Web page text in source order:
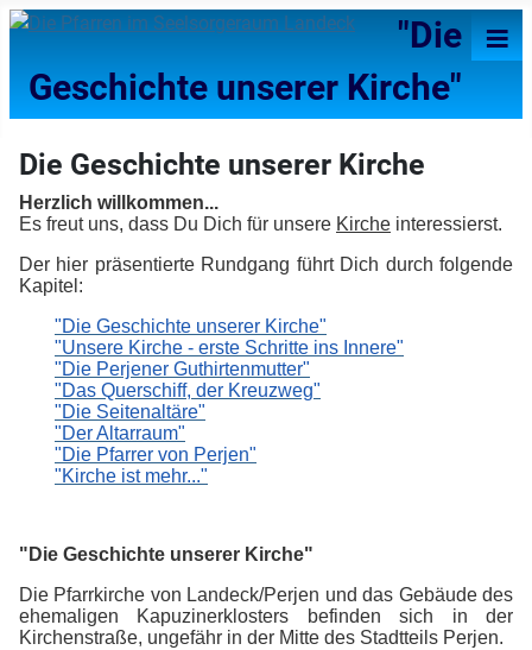
"Die
Geschichte unserer Kirche"
≡
Die Geschichte unserer Kirche
Herzlich willkommen...
Es freut uns, dass Du Dich für unsere Kirche interessierst.
Der hier präsentierte Rundgang führt Dich durch folgende
Kapitel:
"Die Geschichte unserer Kirche"
"Unsere Kirche - erste Schritte ins Innere"
"Die Perjener Guthirtenmutter"
"Das Querschiff, der Kreuzweg"
"Die Seitenaltäre"
"Der Altarraum"
"Die Pfarrer von Perjen"
"Kirche ist mehr..."
"Die Geschichte unserer Kirche"
Die Pfarrkirche von Landeck/Perjen und das Gebäude des
ehemaligen Kapuzinerklosters befinden sich in der
Kirchenstraße, ungefähr in der Mitte des Stadtteils Perjen.